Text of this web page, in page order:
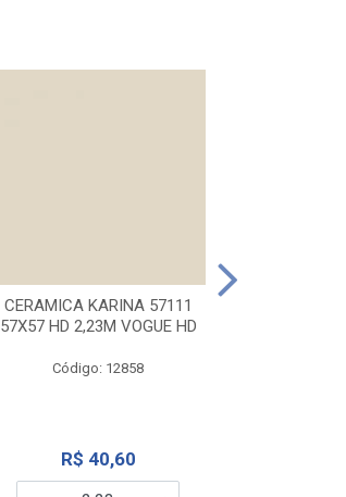
CERAMICA KARINA 57111
57X57 HD 2,23M VOGUE HD
Código: 12858
R$ 40,60